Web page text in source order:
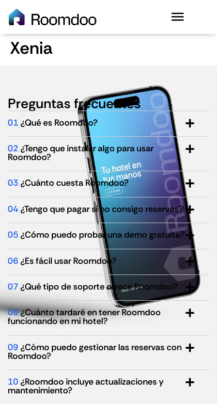
Xenia
Preguntas frecuentes
01 ¿Qué es Roomdoo?
02 ¿Tengo que instalar algo para usar
Roomdoo?
03 ¿Cuánto cuesta Roomdoo?
04¿Tengo que pagar si no consigo reservas?
05 ¿Cómo puedo probar una demo gratuita?
06 ¿Es fácil usar Roomdoo?
07 ¿Qué tipo de soporte ofrece Roomdoo?
08¿Cuánto tardaré en tener Roomdoo
funcionando en mi hotel?
09 ¿Cómo puedo gestionar las reservas con
Roomdoo?
10 ¿Roomdoo incluye actualizaciones y
mantenimiento?